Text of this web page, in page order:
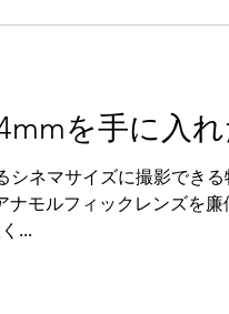
を手に入れ
ネマサイズに撮影でき
モルフィックレンズを
...